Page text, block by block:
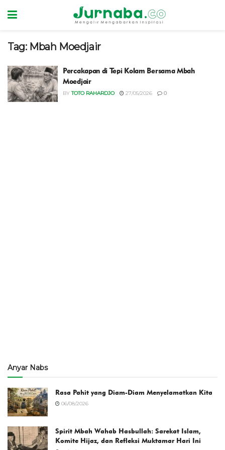
Tag: Mbah Moedjair
Percakapan di Tepi Kolam Bersama Mbah
Moedjair
BY TOTO RAHARDJO 27/05/2026 0
Anyar Nabs
Rasa Pahit yang Diam-Diam Menyelamatkan Kita
06/08/2026
Spirit Mbah Wahab Hasbullah: Sarekat Islam,
Komite Hijaz, dan Refleksi Muktamar Hari Ini